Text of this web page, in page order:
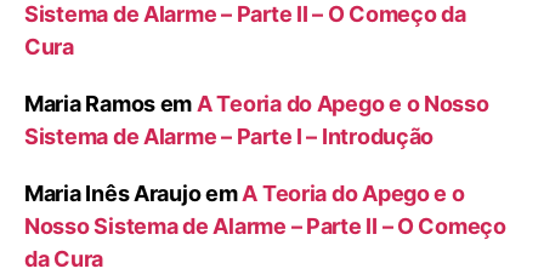
Sistema de Alarme – Parte II – O Começo da
Cura
Maria Ramosem A Teoria do Apego e o Nosso
Sistema de Alarme – Parte I – Introdução
Maria Inês AraujoemA Teoria do Apego e o
Nosso Sistema de Alarme – Parte II – O Começo
da Cura